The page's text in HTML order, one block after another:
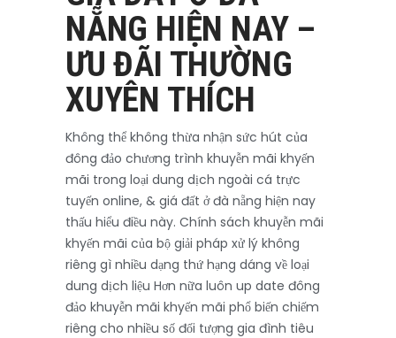
NẴNG HIỆN NAY –
ƯU ĐÃI THƯỜNG
XUYÊN THÍCH
Không thể không thừa nhận sức hút của
đông đảo chương trình khuyễn mãi khyến
mãi trong loại dung dịch ngoài cá trực
tuyến online, & giá đất ở đà nẵng hiện nay
thấu hiểu điều này. Chính sách khuyễn mãi
khyến mãi của bộ giải pháp xử lý không
riêng gì nhiều dạng thứ hạng dáng về loại
dung dịch liệu Hơn nữa luôn up date đông
đảo khuyễn mãi khyến mãi phổ biến chiếm
riêng cho nhiều số đối tượng gia đình tiêu